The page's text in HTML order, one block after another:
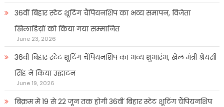
36वीं बिहार स्टेट शूटिंग चैंपियनशिप का भव्य समापन, विजेता
खिलाडिय़ों को किया गया सम्मानित
June 23, 2026
36वीं बिहार स्टेट शूटिंग चैंपियनशिप का भव्य शुभारंभ, खेल मंत्री श्रेयसी
सिंह ने किया उद्घाटन
June 19, 2026
बिक्रम में 19 से 22 जून तक होगी 36वीं बिहार स्टेट शूटिंग चैंपियनशिप